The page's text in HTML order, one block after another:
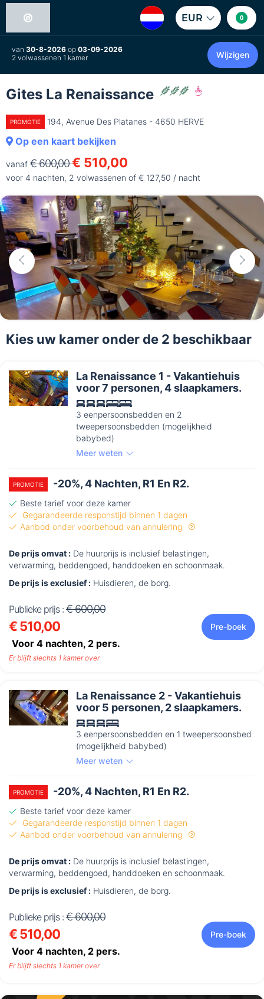
EUR 0
van 30-8-2026 op 03-09-2026
2 volwassenen 1 kamer
Wijzigen
Gites La Renaissance
PROMOTIE 194, Avenue Des Platanes - 4650 HERVE
Op een kaart bekijken
vanaf € 600,00€ 510,00
voor 4 nachten, 2 volwassenen of € 127,50 / nacht
Kies uw kamer onder de 2 beschikbaar
La Renaissance 1 - Vakantiehuis
voor 7 personen, 4 slaapkamers.
3 eenpersoonsbedden en 2
tweepersoonsbedden (mogelijkheid
babybed)
Meer weten
PROMOTIE -20%, 4 Nachten, R1 En R2.
Beste tarief voor deze kamer
Gegarandeerde responstijd binnen 1 dagen
Aanbod onder voorbehoud van annulering
De prijs omvat : De huurprijs is inclusief belastingen,
verwarming, beddengoed, handdoeken en schoonmaak.
De prijs is exclusief : Huisdieren, de borg.
Publieke prijs : € 600,00
€ 510,00
Voor 4 nachten, 2 pers.
Pre-boek
Er blijft slechts 1 kamer over
La Renaissance 2 - Vakantiehuis
voor 5 personen, 2 slaapkamers.
3 eenpersoonsbedden en 1 tweepersoonsbed
(mogelijkheid babybed)
Meer weten
PROMOTIE -20%, 4 Nachten, R1 En R2.
Beste tarief voor deze kamer
Gegarandeerde responstijd binnen 1 dagen
Aanbod onder voorbehoud van annulering
De prijs omvat : De huurprijs is inclusief belastingen,
verwarming, beddengoed, handdoeken en schoonmaak.
De prijs is exclusief : Huisdieren, de borg.
Publieke prijs : € 600,00
€ 510,00
Voor 4 nachten, 2 pers.
Pre-boek
Er blijft slechts 1 kamer over